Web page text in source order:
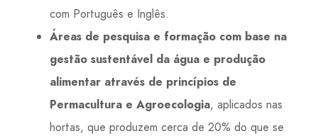
com Português e Inglês.
Áreas de pesquisa e formação com base na
gestão sustentável da água e produção
alimentar através de princípios de
Permacultura e Agroecologia, aplicados nas
hortas, que produzem cerca de 20% do que se